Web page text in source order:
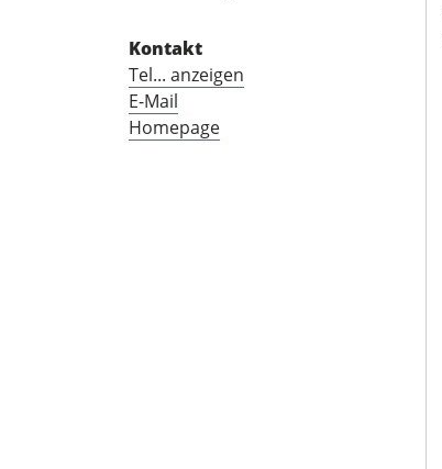
Kontakt
Tel... anzeigen
E-Mail
Homepage